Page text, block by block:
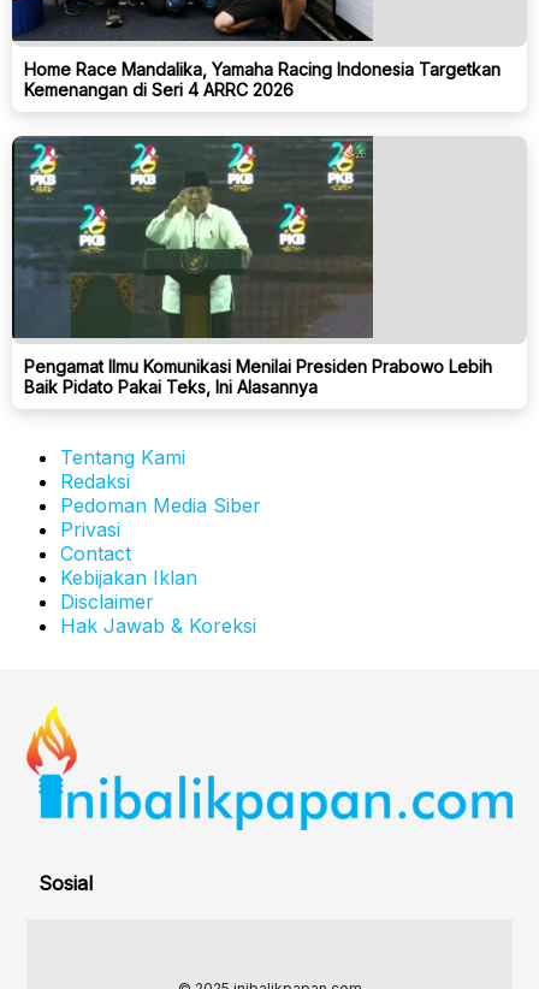
Home Race Mandalika, Yamaha Racing Indonesia Targetkan
Kemenangan di Seri 4 ARRC 2026
Pengamat Ilmu Komunikasi Menilai Presiden Prabowo Lebih
Baik Pidato Pakai Teks, Ini Alasannya
Tentang Kami
Redaksi
Pedoman Media Siber
Privasi
Contact
Kebijakan Iklan
Disclaimer
Hak Jawab & Koreksi
Sosial